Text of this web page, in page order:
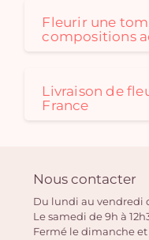
Fleurir une
compositions
Livraison de
France
Nous contacter
Du lundi au vendredi
Le samedi de 9h à
Fermé le dimanche et